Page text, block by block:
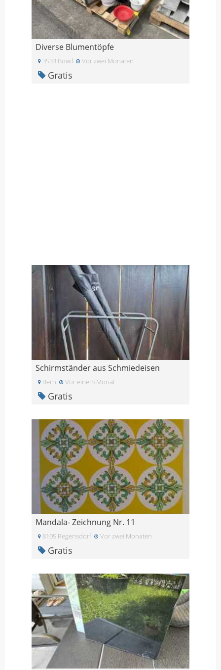
Diverse Blumentöpfe
3533 Bowil Vor zwei Monaten
Gratis
Schirmständer aus Schmiedeisen
Bern Vor einem Monat
Gratis
Mandala- Zeichnung Nr. 11
8105 Regensdorf Vor zwei Monaten
Gratis